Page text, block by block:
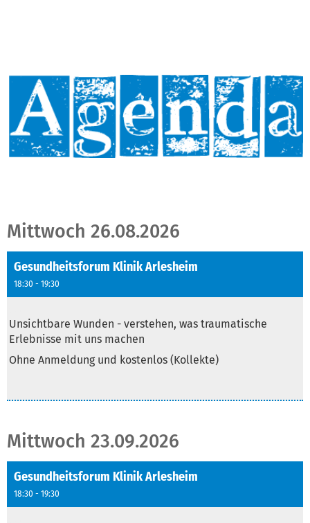
Mittwoch 26.08.2026
Gesundheitsforum Klinik Arlesheim
18:30 - 19:30
Unsichtbare Wunden - verstehen, was traumatische
Erlebnisse mit uns machen
Ohne Anmeldung und kostenlos (Kollekte)
Mittwoch 23.09.2026
Gesundheitsforum Klinik Arlesheim
18:30 - 19:30